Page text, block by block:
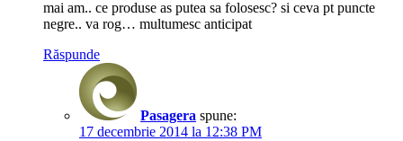
mai am.. ce produse as putea sa folosesc? si ceva pt puncte
negre.. va rog… multumesc anticipat
Răspunde
Pasagera spune:
17 decembrie 2014 la 12:38 PM